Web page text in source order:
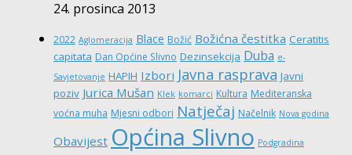
24. prosinca 2013
2022 Aglomeracija Blace Božić Božićna čestitka Ceratitis
capitata Dan Općine Slivno Dezinsekcija Duba e-
Savjetovanje HAPIH Izbori Javna rasprava Javni
poziv Jurica Mušan Klek komarci Kultura Mediteranska
voćna muha Mjesni odbori Natječaj Načelnik Nova godina
Obavijest Općina Slivno Podgradina